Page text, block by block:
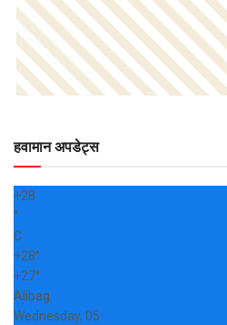
हवामान अपडेट्स
+28
°
C
+28°
+27°
Alibag
Wednesday, 05